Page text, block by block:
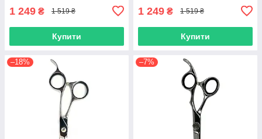
1 249 ₴ 1 519 ₴
Купити
1 249 ₴ 1 519 ₴
Купити
–18% –7%